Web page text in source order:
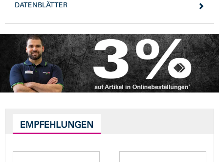
DATENBLÄTTER
EMPFEHLUNGEN